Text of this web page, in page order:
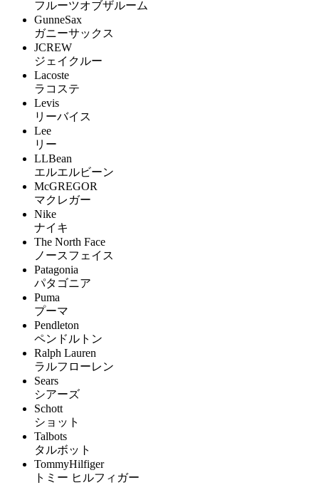
フルーツオブザルーム
GunneSax
ガニーサックス
JCREW
ジェイクルー
Lacoste
ラコステ
Levis
リーバイス
Lee
リー
LLBean
エルエルビーン
McGREGOR
マクレガー
Nike
ナイキ
The North Face
ノースフェイス
Patagonia
パタゴニア
Puma
プーマ
Pendleton
ペンドルトン
Ralph Lauren
ラルフローレン
Sears
シアーズ
Schott
ショット
Talbots
タルボット
TommyHilfiger
トミー ヒルフィガー